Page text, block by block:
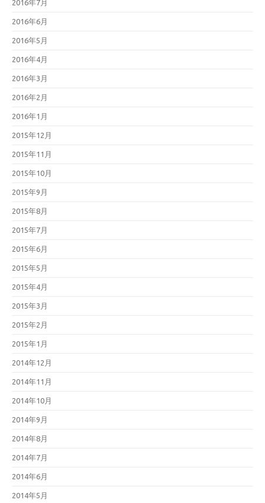
2016年7月
2016年6月
2016年5月
2016年4月
2016年3月
2016年2月
2016年1月
2015年12月
2015年11月
2015年10月
2015年9月
2015年8月
2015年7月
2015年6月
2015年5月
2015年4月
2015年3月
2015年2月
2015年1月
2014年12月
2014年11月
2014年10月
2014年9月
2014年8月
2014年7月
2014年6月
2014年5月